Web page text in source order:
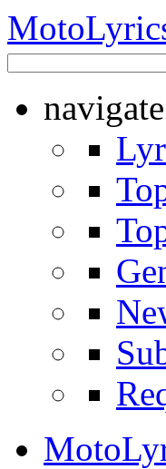
Moto
navigate